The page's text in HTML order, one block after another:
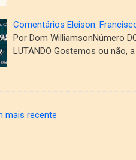
Comentários Eleison:
Por Dom WilliamsonNúmero
LUTANDO Gostemos ou não,
mais recente